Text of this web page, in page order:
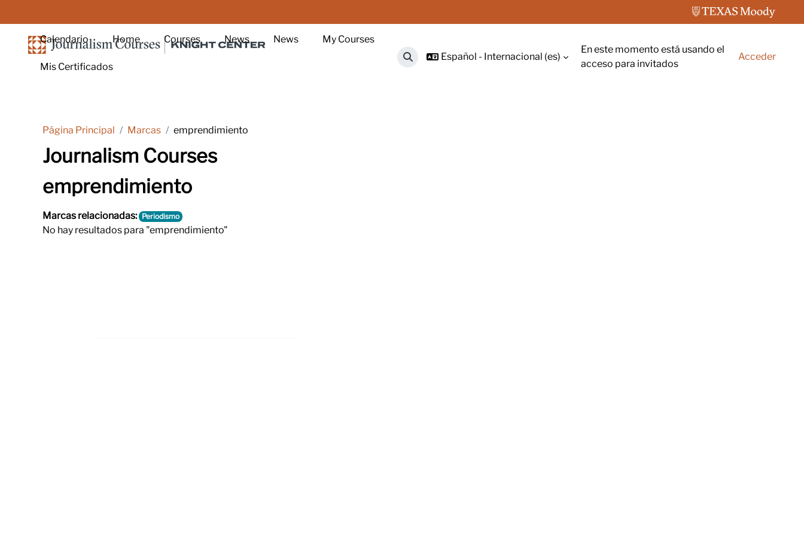
Calendario Home Courses News News My Courses
Mis Certificados Selector de búsqueda de entrada
Español - Internacional ‎(es)‎
En este momento está usando el
acceso para invitados
Acceder
Página Principal Marcas emprendimiento
Journalism Courses
emprendimiento
Marcas relacionadas: Periodismo
No hay resultados para "emprendimiento"